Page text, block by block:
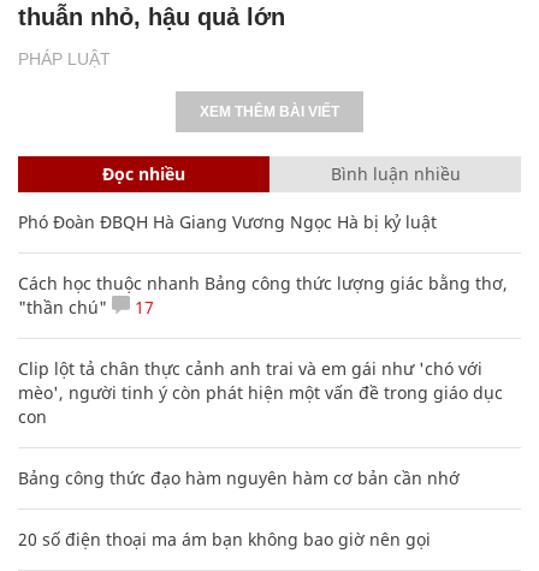
PHÁP LUẬT
thuẫn nhỏ, hậu quả lớn
XEM THÊM BÀI VIẾT
Đọc nhiều Bình luận nhiều
Phó Đoàn ĐBQH Hà Giang Vương Ngọc Hà bị kỷ luật
Cách học thuộc nhanh Bảng công thức lượng giác bằng thơ,
"thần chú"
17
Clip lột tả chân thực cảnh anh trai và em gái như 'chó với
mèo', người tinh ý còn phát hiện một vấn đề trong giáo dục
con
Bảng công thức đạo hàm nguyên hàm cơ bản cần nhớ
20 số điện thoại ma ám bạn không bao giờ nên gọi